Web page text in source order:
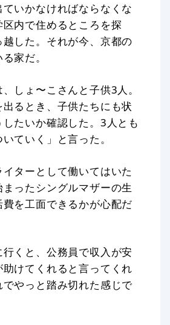
いかなければならなくな
内で住めるところを探
越した。それが今、京都の
家だ。
しょ〜こさんと子供3人。
るとき、子供たちにも状
たいか確認した。3人とも
いていく」と言った。
ターとして働いてはいた
ったシングルマザーの生
を工面できるかが心配だ
行くと、公務員で収入が安
けてくれると言ってくれ
やっと踏み切れた感じで